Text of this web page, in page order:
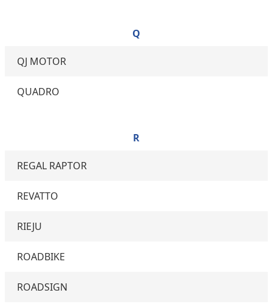
Q
QJ MOTOR
QUADRO
R
REGAL RAPTOR
REVATTO
RIEJU
ROADBIKE
ROADSIGN